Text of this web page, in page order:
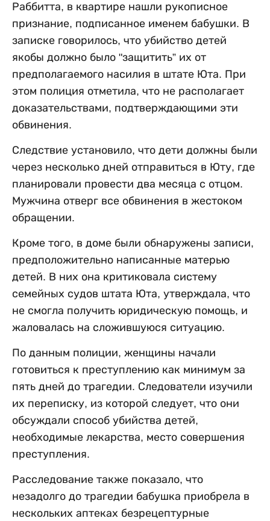
Раббитта, в квартире нашли рукописное
признание, подписанное именем бабушки. В
записке говорилось, что убийство детей
якобы должно было "защитить” их от
предполагаемого насилия в штате Юта. При
этом полиция отметила, что не располагает
доказательствами, подтверждающими эти
обвинения.
Следствие установило, что дети должны были
через несколько дней отправиться в Юту, где
планировали провести два месяца с отцом.
Мужчина отверг все обвинения в жестоком
обращении.
Кроме того, в доме были обнаружены записи,
предположительно написанные матерью
детей. В них она критиковала систему
семейных судов штата Юта, утверждала, что
не смогла получить юридическую помощь, и
жаловалась на сложившуюся ситуацию.
По данным полиции, женщины начали
готовиться к преступлению как минимум за
пять дней до трагедии. Следователи изучили
их переписку, из которой следует, что они
обсуждали способ убийства детей,
необходимые лекарства, место совершения
преступления.
Расследование также показало, что
незадолго до трагедии бабушка приобрела в
нескольких аптеках безрецептурные